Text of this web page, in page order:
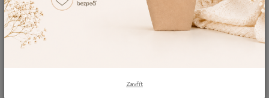
Zavřít